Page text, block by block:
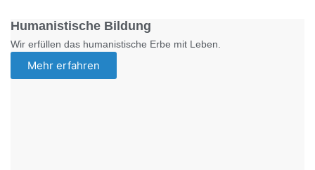
Humanistische Bildung
Wir erfüllen das humanistische Erbe mit Leben.
Mehr erfahren